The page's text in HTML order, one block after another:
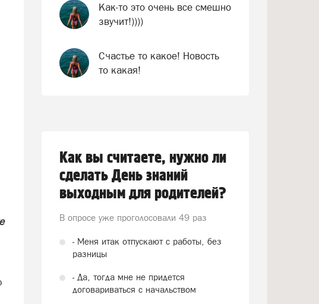
Как-то это очень все смешно
звучит!))))
Счастье то какое! Новость
то какая!
Как вы считаете, нужно ли
сделать День знаний
выходным для родителей?
В опросе уже проголосовали 49 раз
- Меня итак отпускают с работы, без
разницы
- Да, тогда мне не придется
договариваться с начальством